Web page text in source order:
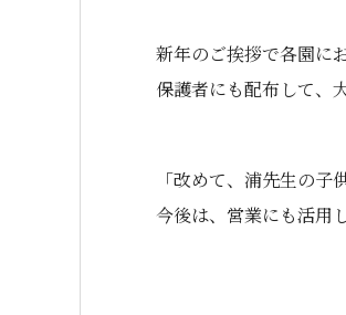
新年のご挨拶で各園に
保護者にも配布して、
「改めて、浦先生の
今後は、営業にも活用